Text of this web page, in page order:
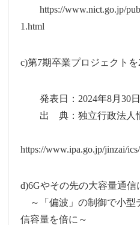
https://www.nict.go.jp/
1.html
c)第7期卒業プロジェクトを
発表日：2024年8月30日
出 典：独立行政法人
https://www.ipa.go.jp/jinzai/
d)6Gやその先の大容量通
～「偏波」の制御で小型
信容量を倍に～